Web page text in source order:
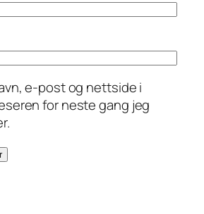
e-post og nettside i
for neste gang jeg